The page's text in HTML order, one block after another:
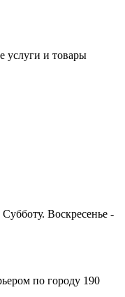
услуги и товары
Субботу. Воскресенье -
по городу 190